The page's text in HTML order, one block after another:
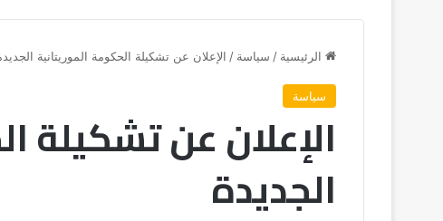
الرئيسية / سياسة / الإعلان عن تشكيلة الحكومة الموريتانية
سياسة
الإعلان عن تشكيلة
الجديدة